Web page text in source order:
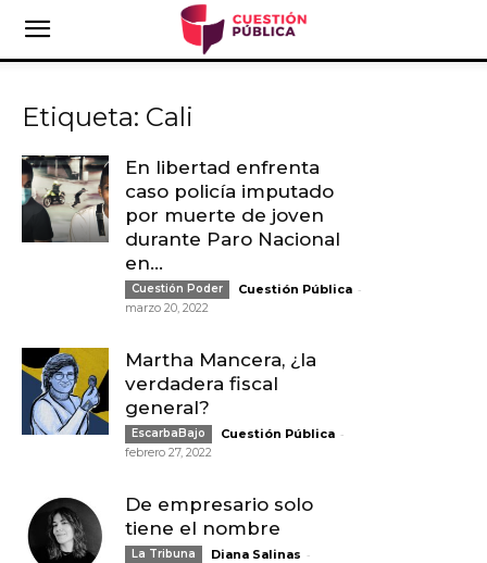
Etiqueta: Cali
En libertad enfrenta
caso policía imputado
por muerte de joven
durante Paro Nacional
en...
Cuestión Poder Cuestión Pública -
marzo 20, 2022
Martha Mancera, ¿la
verdadera fiscal
general?
EscarbaBajo Cuestión Pública -
febrero 27, 2022
De empresario solo
tiene el nombre
La Tribuna Diana Salinas -